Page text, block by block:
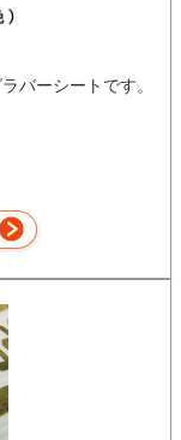
バーシートです。